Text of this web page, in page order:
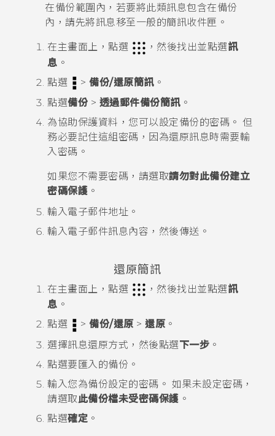
在備份範圍內，若要將此類訊息包含在備份
內，請先將訊息移至一般的簡訊收件匣。
在主畫面上，點選 ，然後找出並點選訊
息 。
點選
> 備份/還原簡訊。
點選備份 > 透過郵件備份簡訊。
為協助保護資料，您可以設定備份的密碼。 但
務必要記住這組密碼，因為還原訊息時需要輸
入密碼。
如果您不需要密碼，請選取請勿對此備份建立
密碼保護 。
輸入電子郵件地址。
輸入電子郵件訊息內容，然後傳送。
還原簡訊
在主畫面上，點選 ，然後找出並點選訊
息 。
點選
> 備份/還原 > 還原 。
選擇訊息還原方式，然後點選下一步 。
點選要匯入的備份。
輸入您為備份設定的密碼。 如果未設定密碼，
請選取 此備份檔未受密碼保護 。
點選確定 。